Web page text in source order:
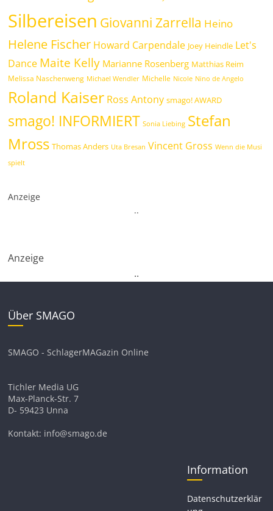
Silbereisen Giovanni Zarrella Heino
Helene Fischer Howard Carpendale Joey Heindle Let's
Dance Maite Kelly Marianne Rosenberg Matthias Reim
Melissa Naschenweng Michael Wendler Michelle Nicole Nino de Angelo
Roland Kaiser Ross Antony smago! AWARD
smago! INFORMIERT Sonia Liebing Stefan
Mross Thomas Anders Uta Bresan Vincent Gross Wenn die Musi
spielt
Anzeige
..
Anzeige
..
Über SMAGO
SMAGO - SchlagerMAGazin Online
Tichler Media UG
Max-Planck-Str. 7
D- 59423 Unna
Kontakt: info@smago.de
Information
Datenschutzerklär